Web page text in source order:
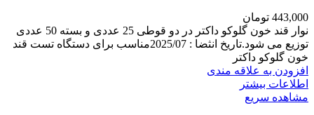
443,000 تومان
نوار قند خون گلوکو داکتر در دو قوطی 25 عددی و بسته 50 عددی
توزیع می شود.تاریخ انثضا : 2025/07مناسب برای دستگاه تست قند
خون گلوکو داکتر
افزودن به علاقه مندی
اطلاعات بیشتر
مشاهده سریع